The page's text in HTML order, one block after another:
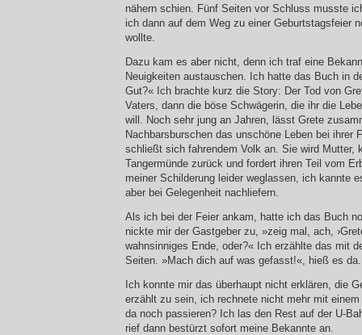
nähern schien. Fünf Seiten vor Schluss musste
ich dann auf dem Weg zu einer Geburtstagsfeier
wollte.
Dazu kam es aber nicht, denn ich traf eine
Neuigkeiten austauschen. Ich hatte das Buch in
Gut?« Ich brachte kurz die Story: Der Tod von
Vaters, dann die böse Schwägerin, die ihr die
will. Noch sehr jung an Jahren, lässt Grete
Nachbarsburschen das unschöne Leben bei ihrer
schließt sich fahrendem Volk an. Sie wird Mutter,
Tangermünde zurück und fordert ihren Teil vom
meiner Schilderung leider weglassen, ich kannte
aber bei Gelegenheit nachliefern.
Als ich bei der Feier ankam, hatte ich das Buch
nickte mir der Gastgeber zu, »zeig mal, ach,
wahnsinniges Ende, oder?« Ich erzählte das mit
Seiten. »Mach dich auf was gefasst!«, hieß es da.
Ich konnte mir das überhaupt nicht erklären, die
erzählt zu sein, ich rechnete nicht mehr mit
da noch passieren? Ich las den Rest auf der U-
rief dann bestürzt sofort meine Bekannte an.